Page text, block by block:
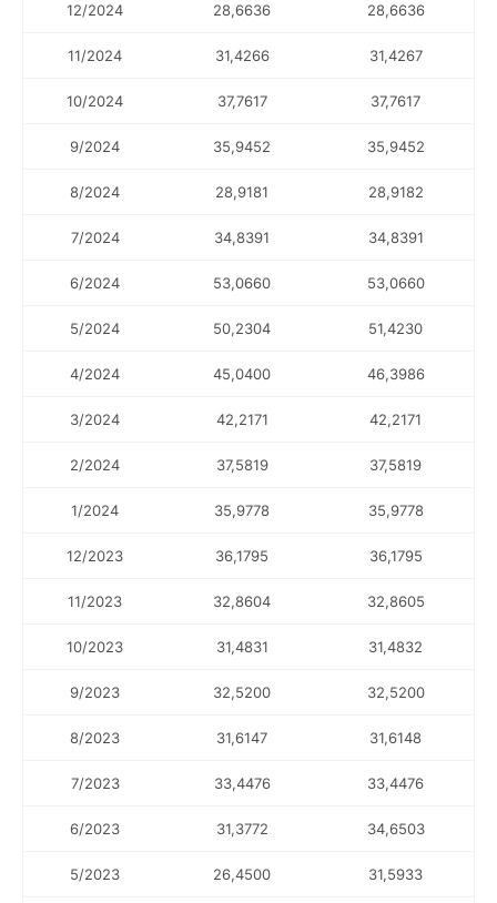
12/2024 28,6636 28,6636
11/2024 31,4266 31,4267
10/2024 37,7617 37,7617
9/2024 35,9452 35,9452
8/2024 28,9181 28,9182
7/2024 34,8391 34,8391
6/2024 53,0660 53,0660
5/2024 50,2304 51,4230
4/2024 45,0400 46,3986
3/2024 42,2171 42,2171
2/2024 37,5819 37,5819
1/2024 35,9778 35,9778
12/2023 36,1795 36,1795
11/2023 32,8604 32,8605
10/2023 31,4831 31,4832
9/2023 32,5200 32,5200
8/2023 31,6147 31,6148
7/2023 33,4476 33,4476
6/2023 31,3772 34,6503
5/2023 26,4500 31,5933